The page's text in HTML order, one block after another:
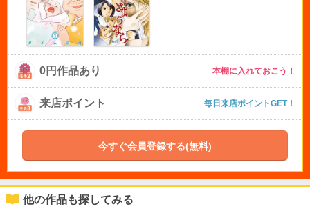
0円作品あり 本棚に入れておこう！
来店ポイント 毎日来店ポイントGET！
今すぐ会員登録する(無料)
他の作品も探してみる